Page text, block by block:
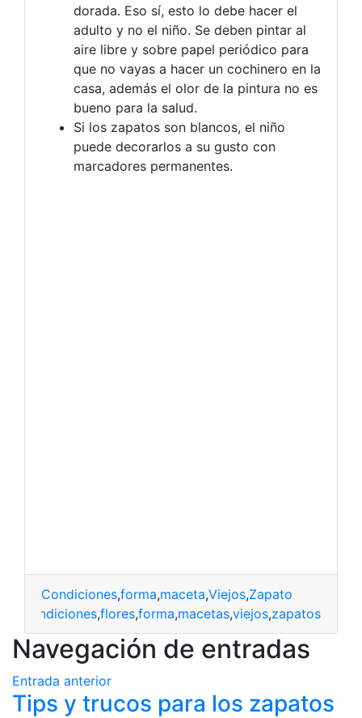
dorada. Eso sí, esto lo debe hacer el
adulto y no el niño. Se deben pintar al
aire libre y sobre papel periódico para
que no vayas a hacer un cochinero en la
casa, además el olor de la pintura no es
bueno para la salud.
Si los zapatos son blancos, el niño
puede decorarlos a su gusto con
marcadores permanentes.
Condiciones,forma,maceta,Viejos,Zapato
condiciones,flores,forma,macetas,viejos,zapatos
Navegación de entradas
Entrada anterior
Tips y trucos para los zapatos